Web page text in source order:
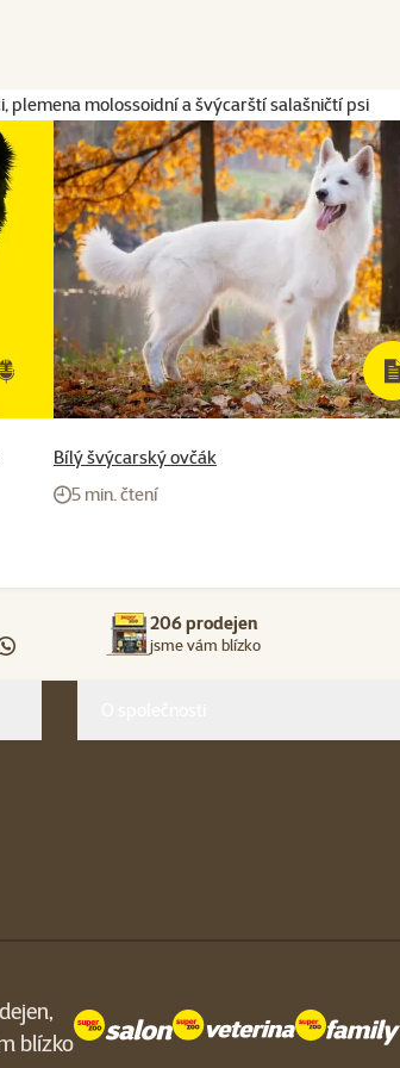
plemena molossoidní a švýcarští salašničtí psi
Bílý švýcarský ovčák
5 min. čtení
206 prodejen
jsme vám blízko
blízko